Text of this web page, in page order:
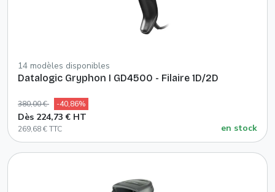
14 modèles disponibles
Datalogic Gryphon I GD4500 - Filaire 1D/2D
380,00 € -40,86%
Dès 224,73 € HT
269,68 € TTC en stock